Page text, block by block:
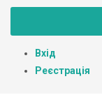
Вхід
Реєстрація